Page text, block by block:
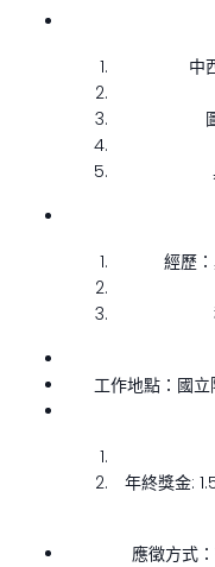
中
經歷
工作地點：國
年終獎金:
應徵方式